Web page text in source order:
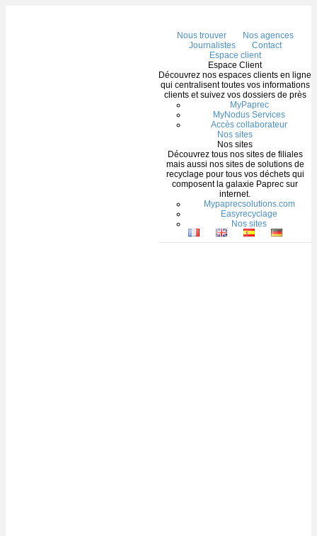
Nous trouver
Nos agences
Journalistes
Contact
Espace client
Espace Client
Découvrez nos espaces clients en ligne
qui centralisent toutes vos informations
clients et suivez vos dossiers de près
MyPaprec
MyNodus Services
Accès collaborateur
Nos sites
Nos sites
Découvrez tous nos sites de filiales
mais aussi nos sites de solutions de
recyclage pour tous vos déchets qui
composent la galaxie Paprec sur
internet.
Mypaprecsolutions.com
Easyrecyclage
Nos sites